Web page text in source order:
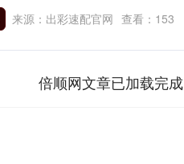
来源：出彩速配官网 查看： 153
倍顺网文章已加载完成